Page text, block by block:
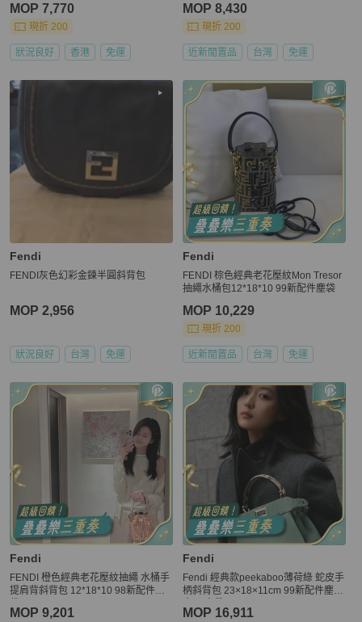
｜斜背包｜手提包｜迷你棕色
MOP 7,770
現折 200
狀況良好 香港 免運
MOP 8,430
現折 200
近新閒置品 台灣 免運
Fendi
FENDI灰色幻彩金鍊半圓斜背包
MOP 2,956
狀況良好 台灣 免運
Fendi
FENDI 棕色經典老花壓紋Mon Tresor
抽繩水桶包12*18*10 99新配件塵袋
MOP 10,229
現折 200
近新閒置品 台灣 免運
Fendi
FENDI 橙色經典老花壓紋抽繩 水桶手
提肩背斜背包 12*18*10 98新配件塵
MOP 9,201
Fendi
Fendi 經典款peekaboo薄荷綠 蛇皮手
柄斜背包 23×18×11cm 99新配件塵袋
MOP 16,911